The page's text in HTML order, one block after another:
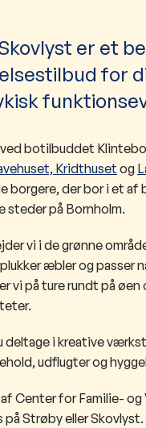
er et
for
botilbuddet
Kridthuset og
borgere, der bor i et
steder på Bornholm.
vi i de grønne
æbler og passer
vi på ture rundt på øen
deltage i kreative
udflugter og
Center for Familie-
på Strøby eller Skovlyst.